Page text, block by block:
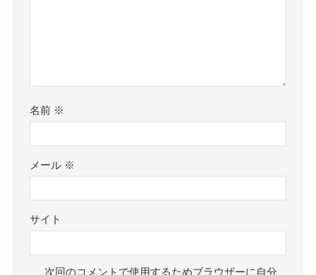
名前 ※
メール ※
サイト
次回のコメントで使用するためブラウザーに自分